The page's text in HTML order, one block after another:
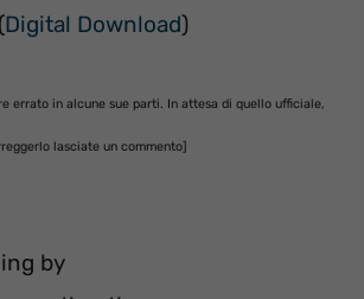
(Digital Download)
errato in alcune sue parti. In attesa di quello ufficiale,
lasciate un commento]
by